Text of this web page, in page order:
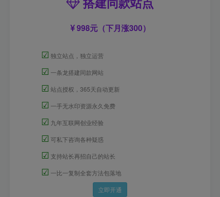
998元（下月涨300）
☑ 独立站点，独立运营
☑ 一条龙搭建同款网站
☑ 站点授权，365天自动更新
☑ 一手无水印资源永久免费
☑ 九年互联网创业经验
☑ 可私下咨询各种疑惑
☑ 支持站长再招自己的站长
☑ 一比一复制全套方法包落地
立即开通